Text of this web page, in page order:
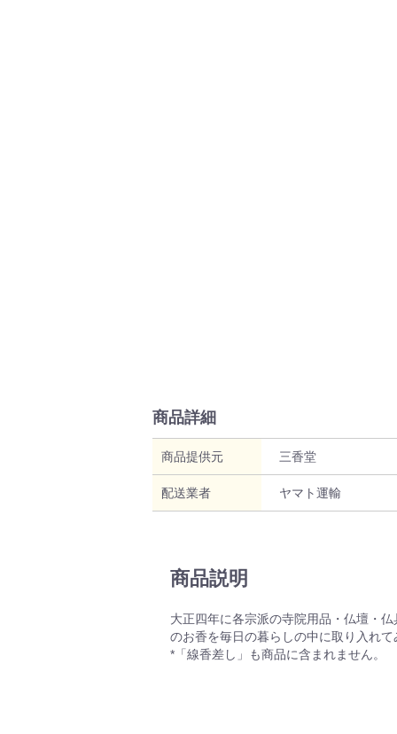
商品詳細
商品提供元 三香堂
配送業者 ヤマト運輸
商品説明
大正四年に各宗派の寺院用品・仏壇・
のお香を毎日の暮らしの中に取り入れ
*「線香差し」も商品に含まれません。